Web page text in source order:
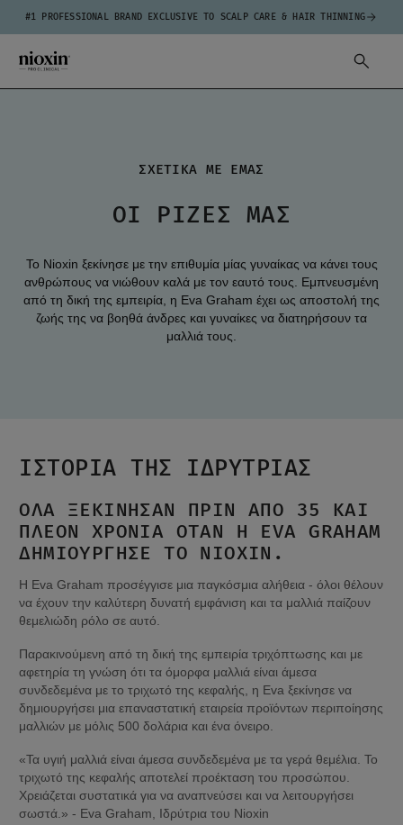
#1 PROFESSIONAL BRAND EXCLUSIVE TO SCALP CARE & HAIR THINNING
ΣΧΕΤΙΚΑ ΜΕ ΕΜΑΣ
ΟΙ ΡΊΖΕΣ ΜΑΣ
Το Nioxin ξεκίνησε με την επιθυμία μίας γυναίκας να κάνει τους
ανθρώπους να νιώθουν καλά με τον εαυτό τους. Εμπνευσμένη
από τη δική της εμπειρία, η Eva Graham έχει ως αποστολή της
ζωής της να βοηθά άνδρες και γυναίκες να διατηρήσουν τα
μαλλιά τους.
ΙΣΤΟΡΙΑ ΤΗΣ ΙΔΡΥΤΡΙΑΣ
ΟΛΑ ΞΕΚΙΝΗΣΑΝ ΠΡΙΝ ΑΠΟ 35 ΚΑΙ
ΠΛΕΟΝ ΧΡΟΝΙΑ ΟΤΑΝ Η EVA GRAHAM
ΔΗΜΙΟΥΡΓΗΣΕ ΤΟ NIOXIN.
Η Eva Graham προσέγγισε μια παγκόσμια αλήθεια - όλοι θέλουν
να έχουν την καλύτερη δυνατή εμφάνιση και τα μαλλιά παίζουν
θεμελιώδη ρόλο σε αυτό.
Παρακινούμενη από τη δική της εμπειρία τριχόπτωσης και με
αφετηρία τη γνώση ότι τα όμορφα μαλλιά είναι άμεσα
συνδεδεμένα με το τριχωτό της κεφαλής, η Eva ξεκίνησε να
δημιουργήσει μια επαναστατική εταιρεία προϊόντων περιποίησης
μαλλιών με μόλις 500 δολάρια και ένα όνειρο.
«Τα υγιή μαλλιά είναι άμεσα συνδεδεμένα με τα γερά θεμέλια. Το
τριχωτό της κεφαλής αποτελεί προέκταση του προσώπου.
Χρειάζεται συστατικά για να αναπνεύσει και να λειτουργήσει
σωστά.» - Eva Graham, Ιδρύτρια του Nioxin